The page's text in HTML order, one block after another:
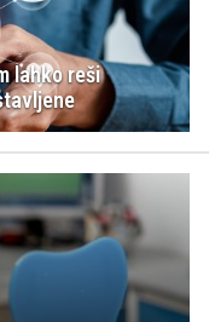
lahko reši